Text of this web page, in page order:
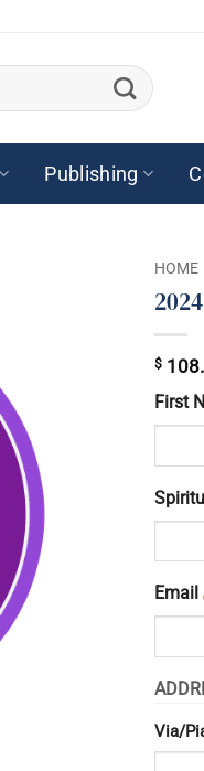
Publishing
HOME
$
First
Email
Via/